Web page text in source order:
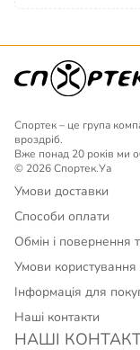
Спортек – це група
вроздріб.
Вже понад 20 років ми
© 2026 Спортек.Уа
Умови доставки
Способи оплати
Обмін і повернення
Умови користування
Інформація для
Наші контакти
НАШІ